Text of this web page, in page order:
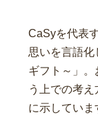
CaSyを代表
思いを言語
ギフト～」
う上での考
に示していま